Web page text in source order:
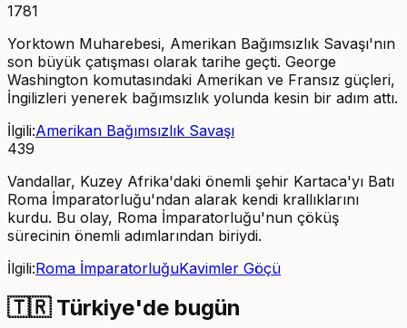
1781
Yorktown Muharebesi, Amerikan Bağımsızlık Savaşı'nın
son büyük çatışması olarak tarihe geçti. George
Washington komutasındaki Amerikan ve Fransız güçleri,
İngilizleri yenerek bağımsızlık yolunda kesin bir adım attı.
İlgili:Amerikan Bağımsızlık Savaşı
439
Vandallar, Kuzey Afrika'daki önemli şehir Kartaca'yı Batı
Roma İmparatorluğu'ndan alarak kendi krallıklarını
kurdu. Bu olay, Roma İmparatorluğu'nun çöküş
sürecinin önemli adımlarından biriydi.
İlgili:Roma İmparatorluğuKavimler Göçü
🇹🇷 Türkiye'de bugün